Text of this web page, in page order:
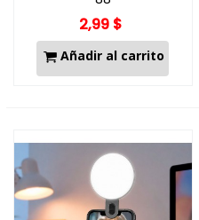
2,99 $
Añadir al carrito